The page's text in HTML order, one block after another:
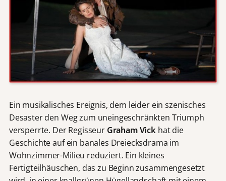
Ein musikalisches Ereignis, dem leider ein szenisches
Desaster den Weg zum uneingeschränkten Triumph
versperrte. Der Regisseur Graham Vick hat die
Geschichte auf ein banales Dreiecksdrama im
Wohnzimmer-Milieu reduziert. Ein kleines
Fertigteilhäuschen, das zu Beginn zusammengesetzt